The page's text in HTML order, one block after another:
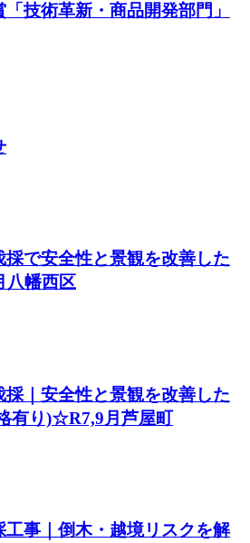
技術革新・商品開発部門」
で安全性と景観を改善した
幡西区
｜安全性と景観を改善した
有り)☆R7,9月芦屋町
事｜倒木・越境リスクを解